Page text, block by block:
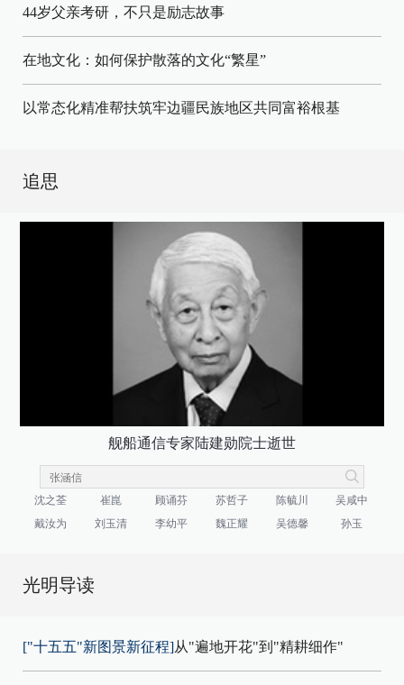
44岁父亲考研，不只是励志故事
在地文化：如何保护散落的文化“繁星”
以常态化精准帮扶筑牢边疆民族地区共同富裕根基
追思
舰船通信专家陆建勋院士逝世
沈之荃 崔崑 顾诵芬 苏哲子 陈毓川
吴咸中
戴汝为
刘玉清 李幼平 魏正耀 吴德馨 孙玉
光明导读
["十五五"新图景新征程]从"遍地开花"到"精耕细作"